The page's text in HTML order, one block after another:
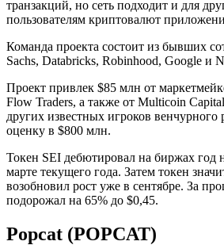
транзакций, но сеть подходит и для
пользователям криптовалют
Команда проекта состоит из бывших
Sachs, Databricks, Robinhood, Google и
Проект привлек $85 млн от
Flow Traders, а также от Multicoin
других известных игроков
оценку в $800 млн.
Токен SEI дебютировал на биржах год
марте текущего года. Затем токен
возобновил рост уже в сентябре. За
подорожал на 65% до $0,45.
Popcat (POPCAT)